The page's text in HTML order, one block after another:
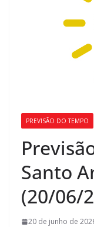
PREVISÃO DO TEMPO
Santo
(20/06/
20 de junho de